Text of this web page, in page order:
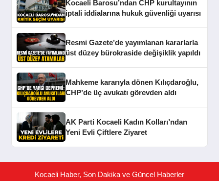
Kocaeli Barosu’ndan CHP kurultayının
iptali iddialarına hukuk güvenliği uyarısı
Resmi Gazete’de yayımlanan kararlarla
üst düzey bürokraside değişiklik yapıldı
Mahkeme kararıyla dönen Kılıçdaroğlu,
CHP’de üç avukatı görevden aldı
AK Parti Kocaeli Kadın Kolları’ndan
Yeni Evli Çiftlere Ziyaret
Kocaeli Haber, Son Dakika ve Güncel Haberler